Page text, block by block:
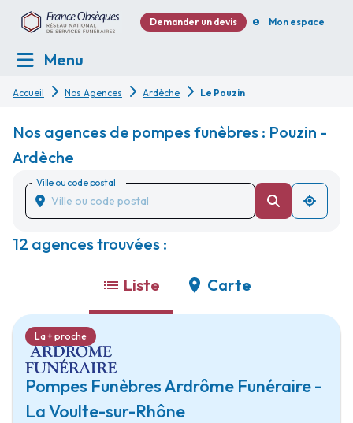
Demander un devis Mon espace
Menu
Accueil Nos Agences Ardèche Le Pouzin
Nos agences de pompes funèbres : Pouzin -
Ardèche
Ville ou code postal
12 agences trouvées :
Liste Carte
Pompes Funèbres Ardrôme Funéraire -
La Voulte-sur-Rhône
La + proche